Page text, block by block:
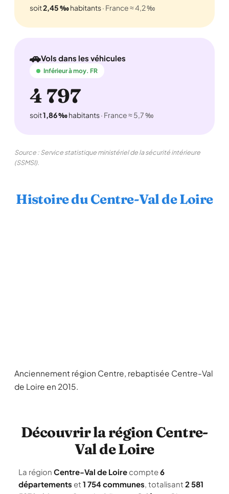
soit2,45 ‰habitants· France ≈ 4,2 ‰
🚗Vols dans les véhicules
Inférieur à moy. FR
4 797
soit1,86 ‰habitants· France ≈ 5,7 ‰
Source : Service statistique ministériel de la sécurité intérieure
(SSMSI).
Histoire du Centre-Val de Loire
Anciennement région Centre, rebaptisée Centre-Val
de Loire en 2015.
Découvrir la région Centre-
Val de Loire
La région Centre-Val de Loire compte6
départements et 1 754 communes, totalisant 2 581